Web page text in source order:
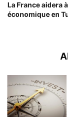
La France aidera
économique en